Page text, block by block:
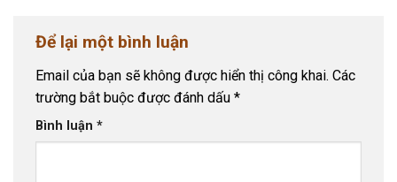
Để lại một bình luận
Email của bạn sẽ không được hiển thị công khai. Các
trường bắt buộc được đánh dấu *
Bình luận *